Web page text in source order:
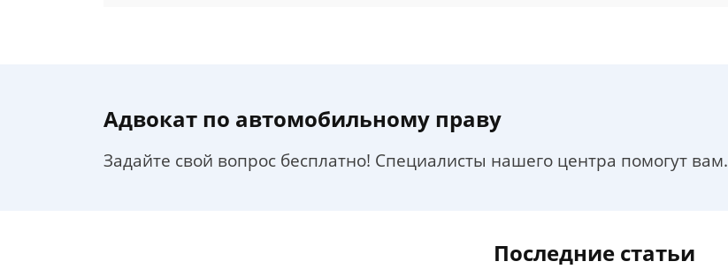
Адвокат по автомобильному праву
Задайте свой вопрос бесплатно! Специалисты нашего центра помогут вам.
Последние статьи